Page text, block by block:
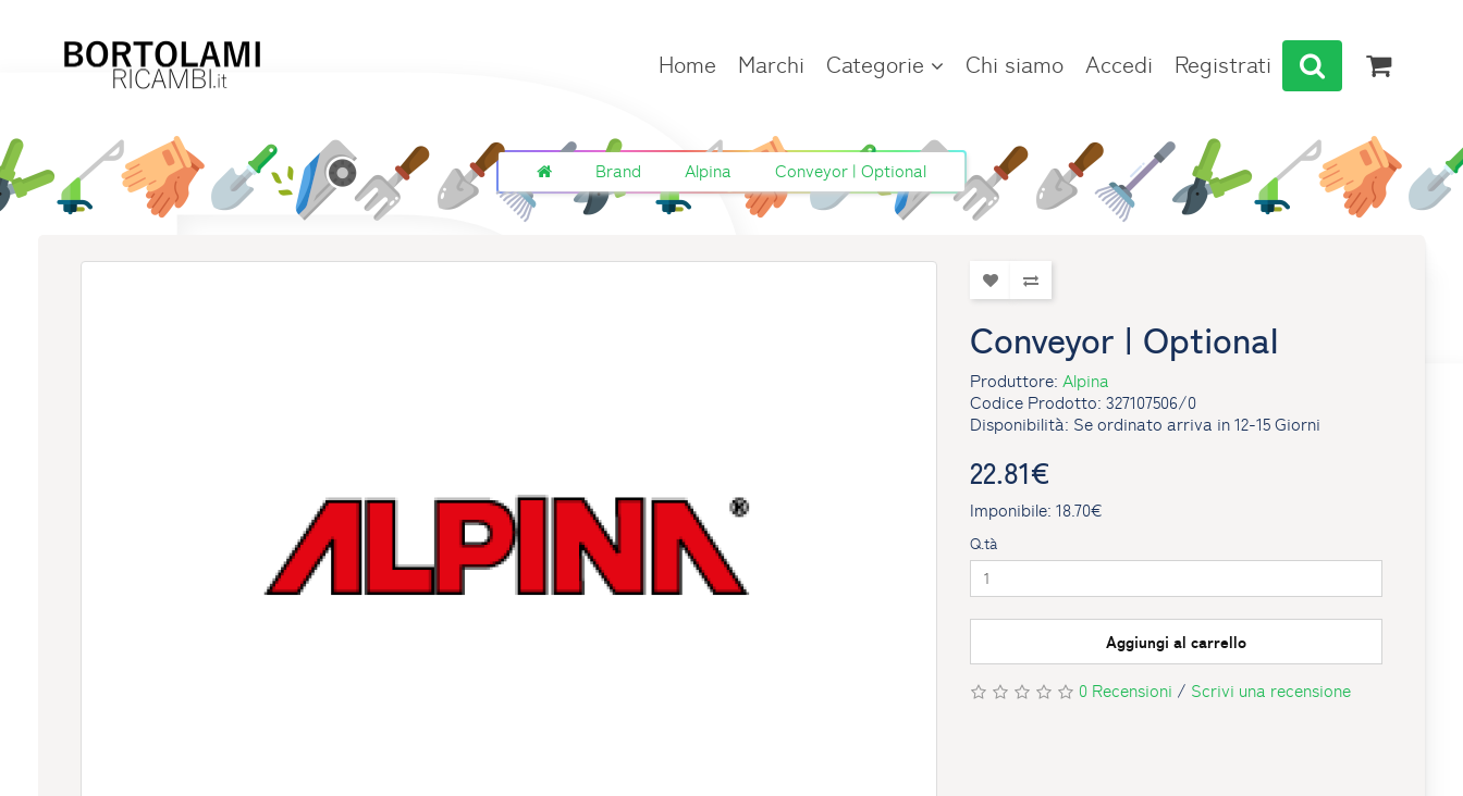
Home Marchi Categorie Chi siamo Accedi Registrati
Brand Alpina Conveyor | Optional
Conveyor | Optional
Produttore:Alpina
Codice Prodotto: 327107506/0
Disponibilità: Se ordinato arriva in 12-15 Giorni
22.81€
Imponibile: 18.70€
Q.tà
Aggiungi al carrello
0 Recensioni / Scrivi una recensione